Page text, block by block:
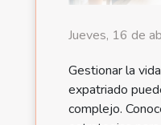
Jueves, 16 de
Gestionar la
expatriado
complejo.